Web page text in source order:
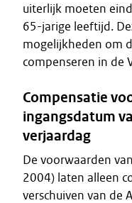
uiterlijk moeten
65-jarige leeftijd.
mogelijkheden om
compenseren in de
Compensatie
ingangsdatum
verjaardag
De voorwaarden
2004) laten alleen
verschuiven van de